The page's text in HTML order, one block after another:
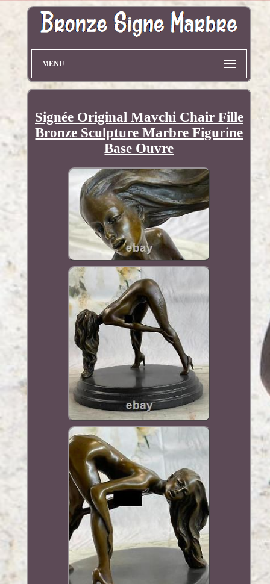
MENU
Signée Original Mavchi Chair Fille
Bronze Sculpture Marbre Figurine
Base Ouvre